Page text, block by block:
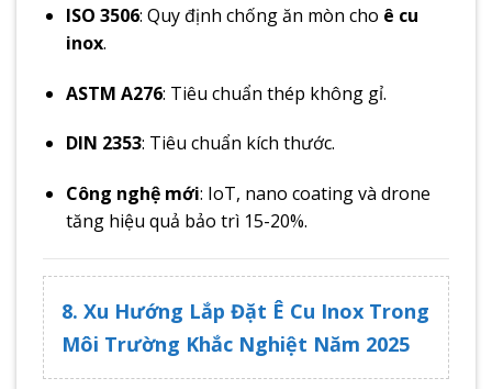
ISO 3506: Quy định chống ăn mòn cho ê cu
inox.
ASTM A276: Tiêu chuẩn thép không gỉ.
DIN 2353: Tiêu chuẩn kích thước.
Công nghệ mới: IoT, nano coating và drone
tăng hiệu quả bảo trì 15-20%.
8. Xu Hướng Lắp Đặt Ê Cu Inox Trong
Môi Trường Khắc Nghiệt Năm 2025